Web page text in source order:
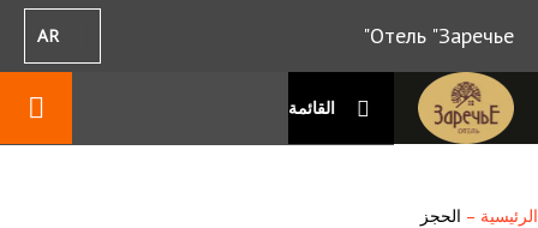
Отель "Заречье"
AR
القائمة
الرئيسية – الحجز